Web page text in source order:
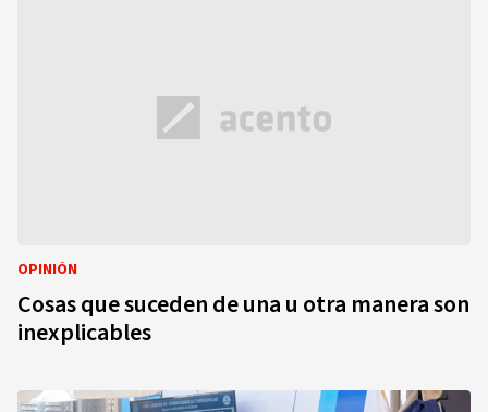
OPINIÓN
Cosas que suceden de una u otra manera son
inexplicables